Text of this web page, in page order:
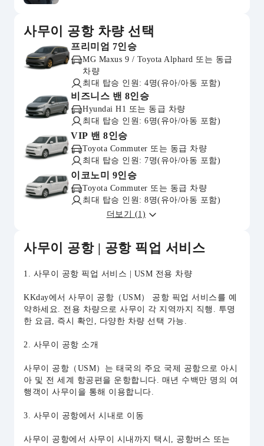
사무이 공항 차량 선택
프리미엄 7인승
MG Maxus 9 / Toyota Alphard 또는 동급
차량
최대 탑승 인원: 4명(유아/아동 포함)
비즈니스 밴 8인승
Hyundai H1 또는 동급 차량
최대 탑승 인원: 6명(유아/아동 포함)
VIP 밴 8인승
Toyota Commuter 또는 동급 차량
최대 탑승 인원: 7명(유아/아동 포함)
이코노미 9인승
Toyota Commuter 또는 동급 차량
최대 탑승 인원: 8명(유아/아동 포함)
더보기 (1)
사무이 공항 | 공항 픽업 서비스
1. 사무이 공항 픽업 서비스 | USM 전용 차량
KKday에서 사무이 공항（USM） 공항 픽업 서비스를 예
약하세요. 전용 차량으로 사무이 각 지역까지 직행. 투명
한 요금, 즉시 확인, 다양한 차량 선택 가능.
2. 사무이 공항 소개
사무이 공항（USM）는 태국의 주요 국제 공항으로 아시
아 및 전 세계 항공편을 운항합니다. 매년 수백만 명의 여
행객이 사무이을 통해 이용합니다.
3. 사무이 공항에서 시내로 이동
사무이 공항에서 사무이 시내까지 택시, 공항버스 또는